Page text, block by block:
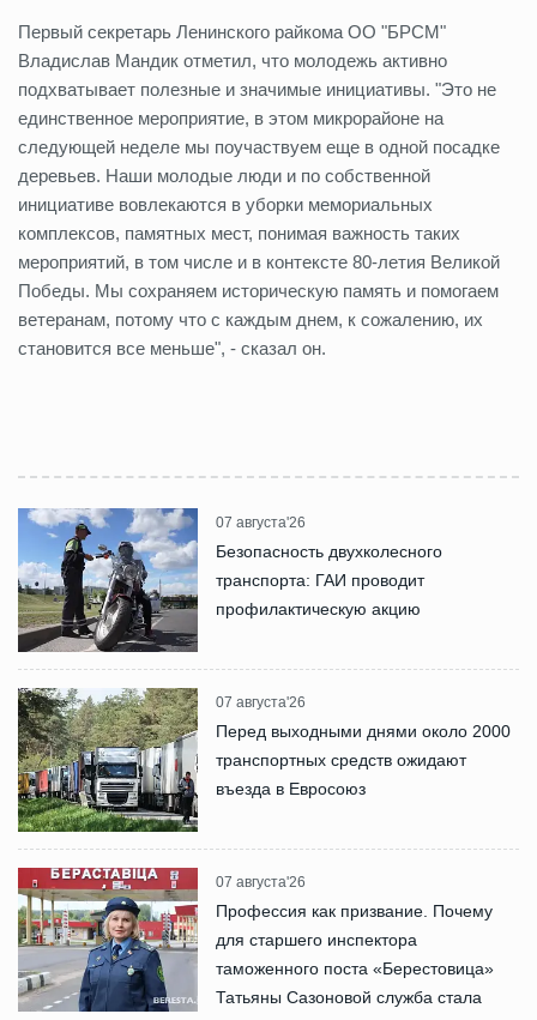
Первый секретарь Ленинского райкома ОО "БРСМ"
Владислав Мандик отметил, что молодежь активно
подхватывает полезные и значимые инициативы. "Это не
единственное мероприятие, в этом микрорайоне на
следующей неделе мы поучаствуем еще в одной посадке
деревьев. Наши молодые люди и по собственной
инициативе вовлекаются в уборки мемориальных
комплексов, памятных мест, понимая важность таких
мероприятий, в том числе и в контексте 80-летия Великой
Победы. Мы сохраняем историческую память и помогаем
ветеранам, потому что с каждым днем, к сожалению, их
становится все меньше", - сказал он.
07 августа'26
Безопасность двухколесного
транспорта: ГАИ проводит
профилактическую акцию
07 августа'26
Перед выходными днями около 2000
транспортных средств ожидают
въезда в Евросоюз
07 августа'26
Профессия как призвание. Почему
для старшего инспектора
таможенного поста «Берестовица»
Татьяны Сазоновой служба стала